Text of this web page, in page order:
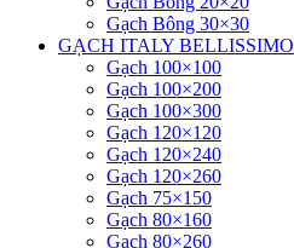
Gạch Bông 30×30
GẠCH ITALY BELLISSIMO
Gạch 100×100
Gạch 100×200
Gạch 100×300
Gạch 120×120
Gạch 120×240
Gạch 120×260
Gạch 75×150
Gạch 80×160
Gạch 80×260